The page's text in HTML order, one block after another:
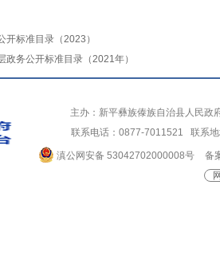
开标准目录（2023）
政务公开标准目录（2021年）
主办：新平彝族傣族自治县人民
联系电话：0877-7011521 联系
滇公网安备 53042702000008号
备